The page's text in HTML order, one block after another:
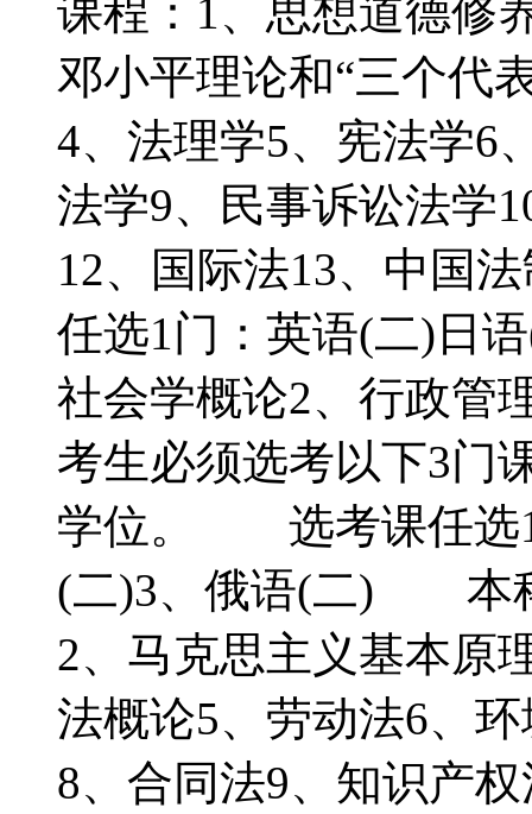
课程：1、思想道德修
邓小平理论和“三个代
4、法理学5、宪法学6
法学9、民事诉讼法学
12、国际法13、中
任选1门：英语(二)
社会学概论2、行政管
考生必须选考以下3门
学位。 选考课任选1
(二)3、俄语(二) 本
2、马克思主义基本原
法概论5、劳动法6、
8、合同法9、知识产